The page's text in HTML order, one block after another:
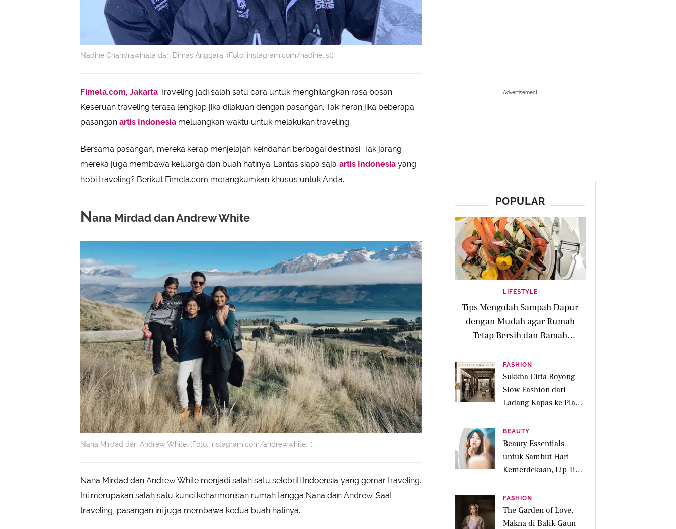
Nadine Chandrawinata dan Dimas Anggara. (Foto: instagram.com/nadinelist)
Fimela.com, Jakarta Traveling jadi salah satu cara untuk menghilangkan rasa bosan.
Keseruan traveling terasa lengkap jika dilakuan dengan pasangan. Tak heran jika beberapa
pasangan artis Indonesia meluangkan waktu untuk melakukan traveling.
Bersama pasangan, mereka kerap menjelajah keindahan berbagai destinasi. Tak jarang
mereka juga membawa keluarga dan buah hatinya. Lantas siapa saja artis Indonesia yang
hobi traveling? Berikut Fimela.com merangkumkan khusus untuk Anda.
Nana Mirdad dan Andrew White
Nana Mirdad dan Andrew White. (Foto: instagram.com/andrew.white._)
Nana Mirdad dan Andrew White menjadi salah satu selebriti Indoensia yang gemar traveling.
Ini merupakan salah satu kunci keharmonisan rumah tangga Nana dan Andrew. Saat
traveling, pasangan ini juga membawa kedua buah hatinya.
Advertisement
POPULAR
LIFESTYLE
Tips Mengolah Sampah Dapur
dengan Mudah agar Rumah
Tetap Bersih dan Ramah
Lingkungan
FASHION
Sukkha Citta Boyong
Slow Fashion dari
Ladang Kapas ke Plaza
Indonesia
BEAUTY
Beauty Essentials
untuk Sambut Hari
Kemerdekaan, Lip Tint
dan Parfum Bikin
Makin Fresh
FASHION
The Garden of Love,
Makna di Balik Gaun